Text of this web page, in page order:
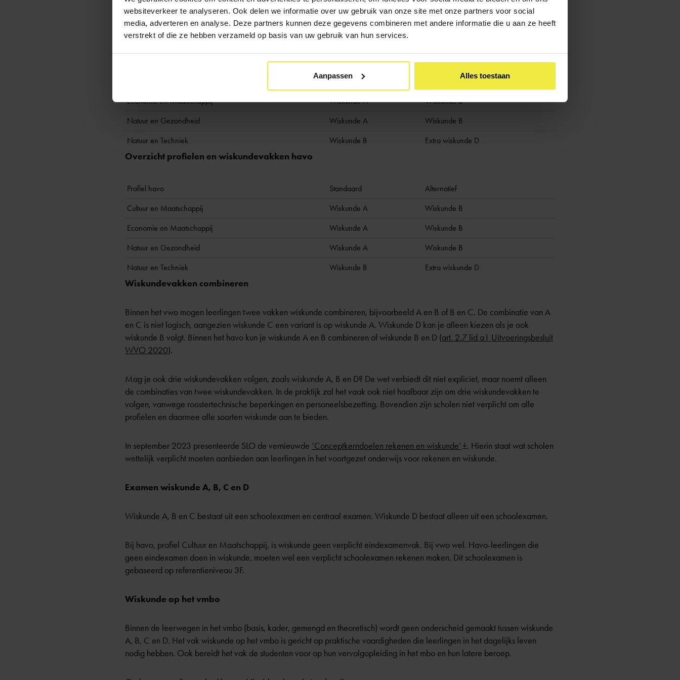
websiteverkeer te analyseren. Ook delen we informatie over uw gebruik van onze site met onze partners voor social
media, adverteren en analyse. Deze partners kunnen deze gegevens combineren met andere informatie die u aan ze heeft
verstrekt of die ze hebben verzameld op basis van uw gebruik van hun services.
Aanpassen Alles toestaan
Overzicht profielen en wiskundevakken vwo
Standaard Alternatief
Wiskunde C Wiskunde A of B
Economie en Maatschappij Wiskunde A Wiskunde B
Natuur en Gezondheid Wiskunde A Wiskunde B
Natuur en Techniek Wiskunde B Extra wiskunde D
Overzicht profielen en wiskundevakken havo
Profiel havo Standaard Alternatief
Cultuur en Maatschappij Wiskunde A Wiskunde B
Economie en Maatschappij Wiskunde A Wiskunde B
Natuur en Gezondheid Wiskunde A Wiskunde B
Natuur en Techniek Wiskunde B Extra wiskunde D
Wiskundevakken combineren
Binnen het vwo mogen leerlingen twee vakken wiskunde combineren, bijvoorbeeld A en B of B en C. De combinatie van A
en C is niet logisch, aangezien wiskunde C een variant is op wiskunde A. Wiskunde D kan je alleen kiezen als je ook
wiskunde B volgt. Binnen het havo kun je wiskunde A en B combineren of wiskunde B en D (art. 2.7 lid a1 Uitvoeringsbesluit
WVO 2020).
Mag je ook drie wiskundevakken volgen, zoals wiskunde A, B en D? De wet verbiedt dit niet expliciet, maar noemt alleen
de combinaties van twee wiskundevakken. In de praktijk zal het vaak ook niet haalbaar zijn om drie wiskundevakken te
volgen, vanwege roostertechnische beperkingen en personeelsbezetting. Bovendien zijn scholen niet verplicht om alle
profielen en daarmee alle soorten wiskunde aan te bieden.
In september 2023 presenteerde SLO de vernieuwde ‘Conceptkerndoelen rekenen en wiskunde’ . Hierin staat wat scholen
wettelijk verplicht moeten aanbieden aan leerlingen in het voortgezet onderwijs voor rekenen en wiskunde.
Examen wiskunde A, B, C en D
Wiskunde A, B en C bestaat uit een schoolexamen en centraal examen. Wiskunde D bestaat alleen uit een schoolexamen.
Bij havo, profiel Cultuur en Maatschappij, is wiskunde geen verplicht eindexamenvak. Bij vwo wel. Havo-leerlingen die
geen eindexamen doen in wiskunde, moeten wel een verplicht schoolexamen rekenen maken. Dit schoolexamen is
gebaseerd op referentieniveau 3F.
Wiskunde op het vmbo
Binnen de leerwegen in het vmbo (basis, kader, gemengd en theoretisch) wordt geen onderscheid gemaakt tussen wiskunde
A, B, C en D. Het vak wiskunde op het vmbo is gericht op praktische vaardigheden die leerlingen in het dagelijks leven
nodig hebben. Ook bereidt het vak de studenten voor op hun vervolgopleiding in het mbo en hun latere beroep.